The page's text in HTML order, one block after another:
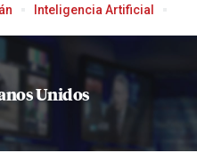
Inteligencia Artificial
Unidos